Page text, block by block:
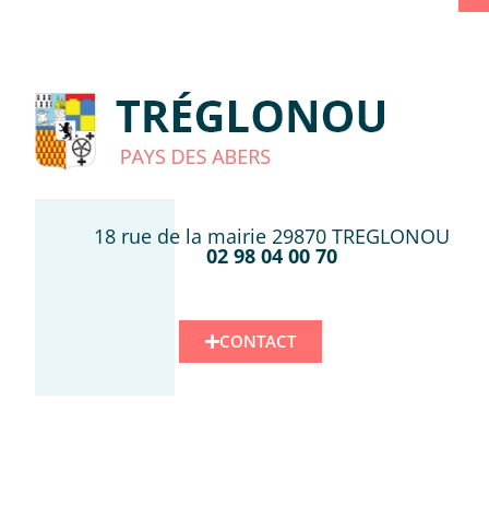
18 rue de la mairie 29870 TREGLONOU
02 98 04 00 70
CONTACT